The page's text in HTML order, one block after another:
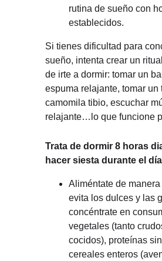
rutina de sueño con
establecidos.
Si tienes dificultad para
sueño, intenta crear un
de irte a dormir: tomar un
espuma relajante, tomar un
camomila tibio, escuchar
relajante…lo que funcione
Trata de dormir 8 horas
hacer siesta durante el
Aliméntate de
evita los dulces y las
concéntrate en
vegetales (tanto
cocidos), proteínas
cereales enteros